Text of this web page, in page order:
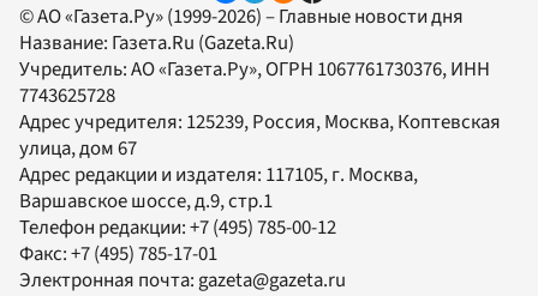
© АО «Газета.Ру» (1999-2026) – Главные новости дня
Название: Газета.Ru (Gazeta.Ru)
Учредитель:АО «Газета.Ру», ОГРН 1067761730376, ИНН
7743625728
Адрес учредителя: 125239, Россия, Москва, Коптевская
улица, дом 67
Адрес редакции и издателя: 117105, г. Москва,
Варшавское шоссе, д.9, стр.1
Телефон редакции:+7 (495) 785-00-12
Факс:+7 (495) 785-17-01
Электронная почта:gazeta@gazeta.ru